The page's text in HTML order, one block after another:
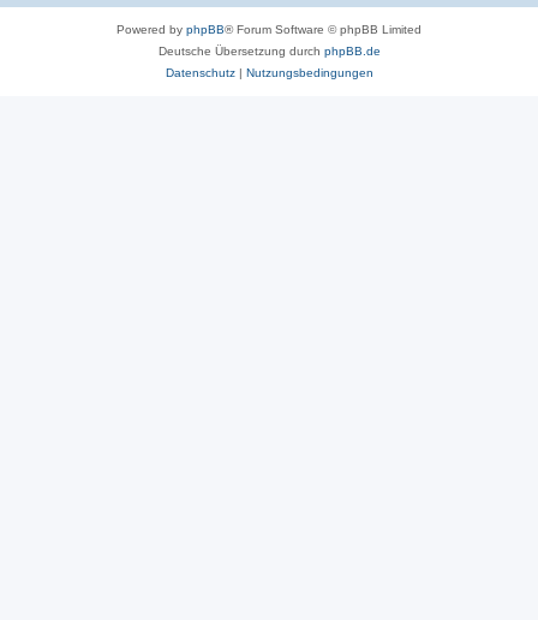
Powered by phpBB® Forum Software © phpBB Limited
Deutsche Übersetzung durch phpBB.de
Datenschutz| Nutzungsbedingungen